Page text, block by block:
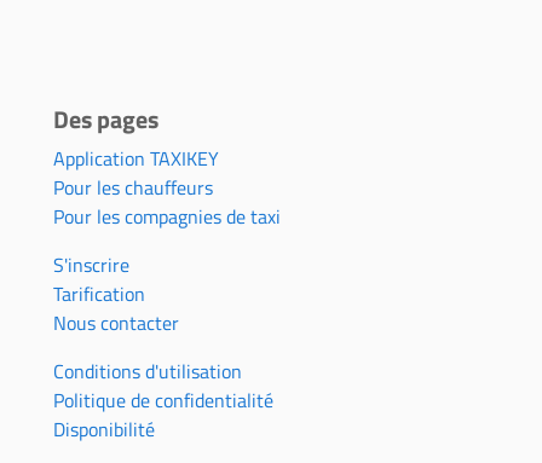
Des pages
Application TAXIKEY
Pour les chauffeurs
Pour les compagnies de taxi
S'inscrire
Tarification
Nous contacter
Conditions d'utilisation
Politique de confidentialité
Disponibilité